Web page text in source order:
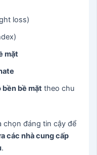
loss)
mặt
bề mặt theo chu
chọn đáng tin cậy để
các nhà cung cấp
.